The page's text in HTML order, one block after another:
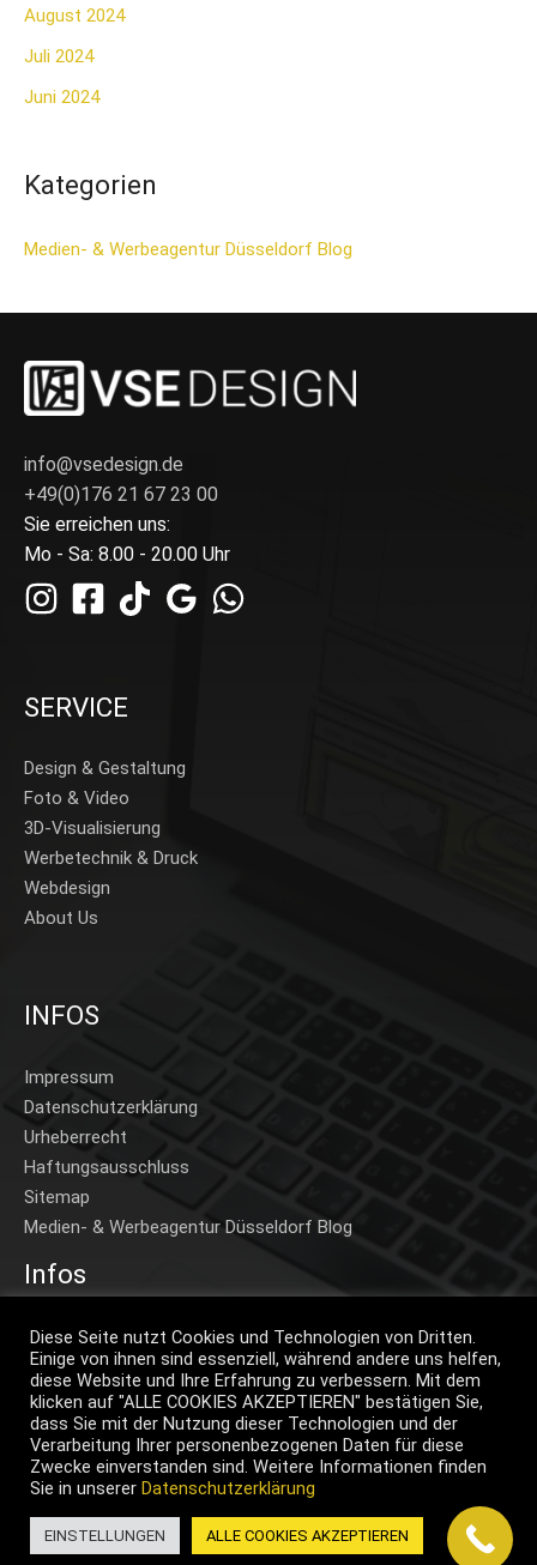
August 2024
Juli 2024
Juni 2024
Kategorien
Medien- & Werbeagentur Düsseldorf Blog
info@vsedesign.de
+49(0)176 21 67 23 00
Sie erreichen uns:
Mo - Sa: 8.00 - 20.00 Uhr
SERVICE
Design & Gestaltung
Foto & Video
3D-Visualisierung
Werbetechnik & Druck
Webdesign
About Us
INFOS
Impressum
Datenschutzerklärung
Urheberrecht
Haftungsausschluss
Sitemap
Medien- & Werbeagentur Düsseldorf Blog
Infos
Home
Beispiele A-Z
Beispiele Projekte
Preise
Klimaneutral
Brand Assets
Jobs
Diese Seite nutzt Cookies und Technologien von Dritten.
Einige von ihnen sind essenziell, während andere uns helfen,
diese Website und Ihre Erfahrung zu verbessern. Mit dem
klicken auf "ALLE COOKIES AKZEPTIEREN" bestätigen Sie,
dass Sie mit der Nutzung dieser Technologien und der
Verarbeitung Ihrer personenbezogenen Daten für diese
Zwecke einverstanden sind. Weitere Informationen finden
Sie in unserer Datenschutzerklärung
EINSTELLUNGEN ALLE COOKIES AKZEPTIEREN